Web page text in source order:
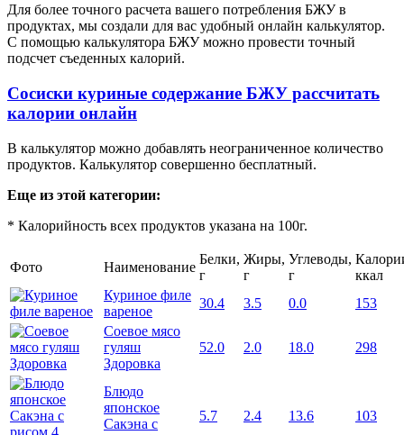
Для более точного расчета вашего потребления БЖУ в
продуктах, мы создали для вас удобный онлайн калькулятор.
С помощью калькулятора БЖУ можно провести точный
подсчет съеденных калорий.
Сосиски куриные содержание БЖУ рассчитать
калории онлайн
В калькулятор можно добавлять неограниченное количество
продуктов. Калькулятор совершенно бесплатный.
Еще из этой категории:
* Калорийность всех продуктов указана на 100г.
Фото Наименование
Белки,
г
Жиры,
г
Углеводы,
г
ккал
Куриное филе
вареное
30.4 3.5 0.0
153
Соевое мясо
гуляш
Здоровка
52.0 2.0 18.0 298
Блюдо
японское
Сакэна с
5.7 2.4 13.6 103